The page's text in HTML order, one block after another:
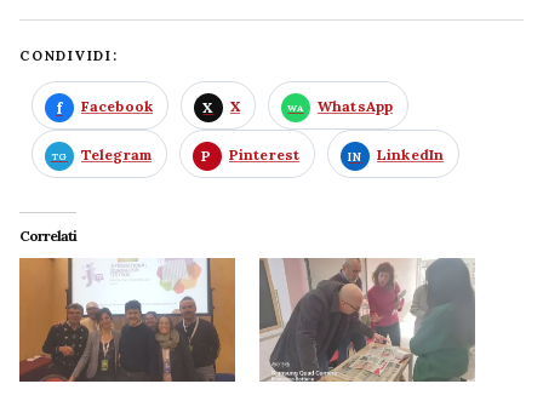
CONDIVIDI:
Facebook X WhatsApp
Telegram Pinterest LinkedIn
Correlati